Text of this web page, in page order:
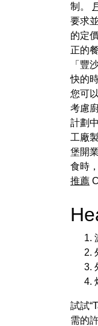
制。
要求
的定
正的
「豐
快的
您可
考慮
計劃
工廠
堡開
食時
推薦
試試
需的